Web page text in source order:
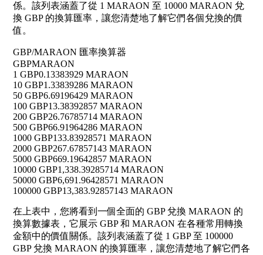
係。該列表涵蓋了從 1 MARAON 至 10000 MARAON 兌
換 GBP 的換算匯率，讓您清楚地了解它們各個兌換的價
值。
GBP/MARAON 匯率換算器
GBPMARAON
1 GBP0.13383929 MARAON
10 GBP1.33839286 MARAON
50 GBP6.69196429 MARAON
100 GBP13.38392857 MARAON
200 GBP26.76785714 MARAON
500 GBP66.91964286 MARAON
1000 GBP133.83928571 MARAON
2000 GBP267.67857143 MARAON
5000 GBP669.19642857 MARAON
10000 GBP1,338.39285714 MARAON
50000 GBP6,691.96428571 MARAON
100000 GBP13,383.92857143 MARAON
在上表中，您將看到一個全面的 GBP 兌換 MARAON 的
換算數據表，它展示 GBP 和 MARAON 在各種常用轉換
金額中的價值關係。該列表涵蓋了從 1 GBP 至 100000
GBP 兌換 MARAON 的換算匯率，讓您清楚地了解它們各